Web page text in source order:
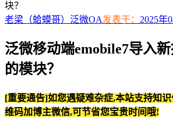
块？
老梁（蛤蟆哥） 泛微OA发表于： 2025年
泛微移动端emobile7导入
的模块？
[重要通告]如您遇疑难杂症,本站支持知
维码加博主微信,可节省您宝贵时间哦!